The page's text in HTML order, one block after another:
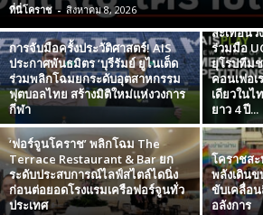
ที่นี่โคราช - สิงหาคม 8, 2026
การจับมือครั้งประวัติศาสตร์! AIS
ประกาศพันธมิตร ‘บุรีรัมย์ ยูไนเต็ด
ร่วมพลิกโฉมยกระดับอุตสาหกรรม
ฟุตบอลไทย สร้างมิติใหม่แห่งวงการ
กีฬา
สะเทือนว
ร่วมมือ
ยุโรปทีม
คอนเฟอเ
เดียวในไ
ยาว 4 ปี...
‘ฟอร์จูนโคราช’ พลิกโฉม The
Terrace Restaurant & Bar ยก
ระดับประสบการณ์ไลฟ์สไตล์ไดนิ่ง
ก่อนต่อยอดโรงแรมเครือฟอร์จูนทั่ว
ประเทศ
โคราชสะ
พลังเดินข
ขับเคลื่อ
อลังการ